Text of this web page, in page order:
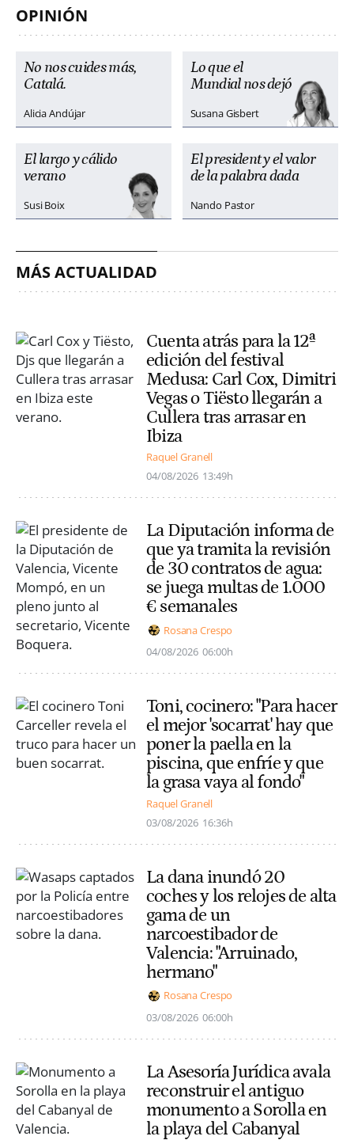
OPINIÓN
No nos cuides más,
Catalá.
Alicia Andújar
Lo que el
Mundial nos dejó
Susana Gisbert
El largo y cálido
verano
Susi Boix
El president y el valor
de la palabra dada
Nando Pastor
MÁS ACTUALIDAD
Cuenta atrás para la 12ª
edición del festival
Medusa: Carl Cox, Dimitri
Vegas o Tiësto llegarán a
Cullera tras arrasar en
Ibiza
Raquel Granell
04/08/2026 13:49h
La Diputación informa de
que ya tramita la revisión
de 30 contratos de agua:
se juega multas de 1.000
€ semanales
Rosana Crespo
04/08/2026 06:00h
Toni, cocinero: "Para hacer
el mejor 'socarrat' hay que
poner la paella en la
piscina, que enfríe y que
la grasa vaya al fondo"
Raquel Granell
03/08/2026 16:36h
La dana inundó 20
coches y los relojes de alta
gama de un
narcoestibador de
Valencia: "Arruinado,
hermano"
Rosana Crespo
03/08/2026 06:00h
La Asesoría Jurídica avala
reconstruir el antiguo
monumento a Sorolla en
la playa del Cabanyal